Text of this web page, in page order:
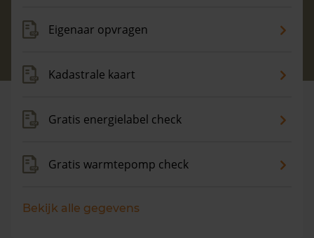
Eigenaar opvragen
Kadastrale kaart
Gratis energielabel check
Gratis warmtepomp check
Bekijk alle gegevens